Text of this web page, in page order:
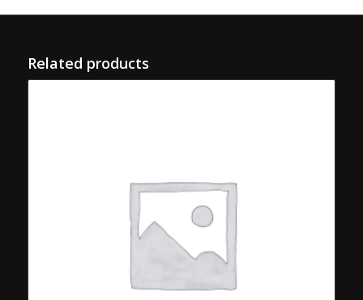
Related products